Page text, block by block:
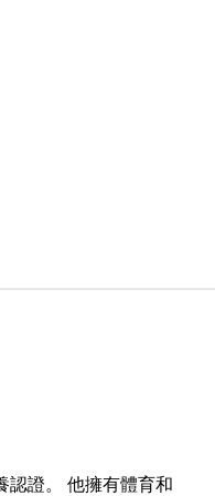
認證。 他擁有體育和